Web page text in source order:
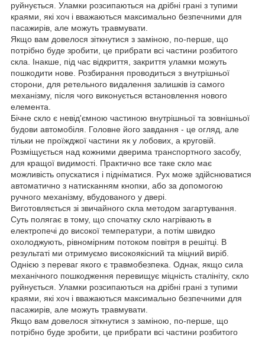
руйнується. Уламки розсипаються на дрібні грані з тупими
краями, які хоч і вважаються максимально безпечними для
пасажирів, але можуть травмувати.
Якщо вам довелося зіткнутися з заміною, по-перше, що
потрібно буде зробити, це прибрати всі частини розбитого
скла. Інакше, під час відкриття, закриття уламки можуть
пошкодити нове. Розбирання проводиться з внутрішньої
сторони, для ретельного видалення залишків із самого
механізму, після чого виконується встановлення нового
елемента.
Бічне скло є невід'ємною частиною внутрішньої та зовнішньої
будови автомобіля. Головне його завдання - це огляд, але
тільки не проїжджої частини як у лобових, а круговій.
Розміщується над кожними дверима транспортного засобу,
для кращої видимості. Практично все таке скло має
можливість опускатися і підніматися. Рух може здійснюватися
автоматично з натисканням кнопки, або за допомогою
ручного механізму, вбудованого у двері.
Виготовляється зі звичайного скла методом загартування.
Суть полягає в тому, що спочатку скло нагрівають в
електропечі до високої температури, а потім швидко
охолоджують, рівномірним потоком повітря в решітці. В
результаті ми отримуємо високоякісний та міцний виріб.
Однією з переваг якого є травмобезпека. Однак, якщо сила
механічного пошкодження перевищує міцність сталініту, скло
руйнується. Уламки розсипаються на дрібні грані з тупими
краями, які хоч і вважаються максимально безпечними для
пасажирів, але можуть травмувати.
Якщо вам довелося зіткнутися з заміною, по-перше, що
потрібно буде зробити, це прибрати всі частини розбитого